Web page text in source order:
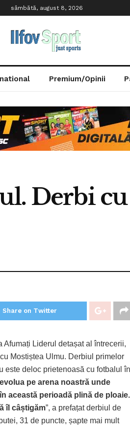
sâmbătă, august 8, 2026
Premium/Opinii
Derbi
Share on Twitter
Liderul detașat al întrecerii,
Mostiștea Ulmu. Derbiul primelor
este deloc prietenoasă cu fotbalul în
pe arena noastră unde
această perioadă plină de ploaie.
îl câștigăm”, a prefațat derbiul de
31 de puncte, șapte mai mult